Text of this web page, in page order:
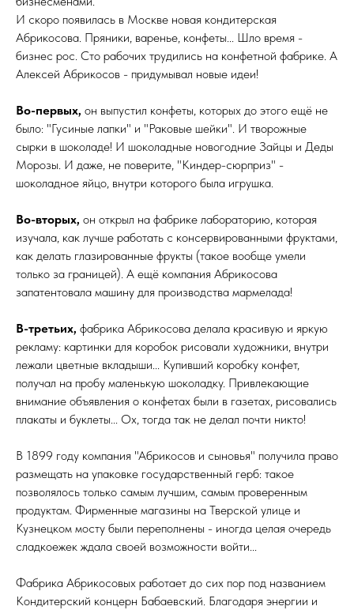
И скоро появилась в Москве новая кондитерская
Абрикосова. Пряники, варенье, конфеты... Шло время -
бизнес рос. Сто рабочих трудились на конфетной фабрике. А
Алексей Абрикосов - придумывал новые идеи!
Во-первых, он выпустил конфеты, которых до этого ещё не
было: "Гусиные лапки" и "Раковые шейки". И творожные
сырки в шоколаде! И шоколадные новогодние Зайцы и Деды
Морозы. И даже, не поверите, "Киндер-сюрприз" -
шоколадное яйцо, внутри которого была игрушка.
Во-вторых, он открыл на фабрике лабораторию, которая
изучала, как лучше работать с консервированными фруктами,
как делать глазированные фрукты (такое вообще умели
только за границей). А ещё компания Абрикосова
запатентовала машину для производства мармелада!
В-третьих, фабрика Абрикосова делала красивую и яркую
рекламу: картинки для коробок рисовали художники, внутри
лежали цветные вкладыши... Купивший коробку конфет,
получал на пробу маленькую шоколадку. Привлекающие
внимание объявления о конфетах были в газетах, рисовались
плакаты и буклеты... Ох, тогда так не делал почти никто!
В 1899 году компания "Абрикосов и сыновья" получила право
размещать на упаковке государственный герб: такое
позволялось только самым лучшим, самым проверенным
продуктам. Фирменные магазины на Тверской улице и
Кузнецком мосту были переполнены - иногда целая очередь
сладкоежек ждала своей возможности войти...
Фабрика Абрикосовых работает до сих пор под названием
Кондитерский концерн Бабаевский. Благодаря энергии и